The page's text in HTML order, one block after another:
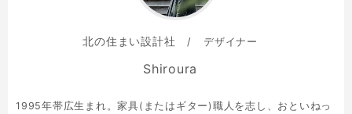
北の住まい設計社 デザイナー
Shiroura
1995年帯広生まれ。家具(またはギター)職人を志し、おといねっ